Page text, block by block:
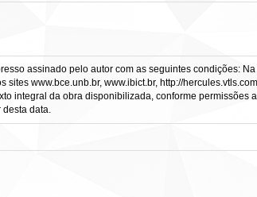
assinado pelo autor com as seguintes condições:
www.bce.unb.br, www.ibict.br, http://
integral da obra disponibilizada, conforme permissões
data.